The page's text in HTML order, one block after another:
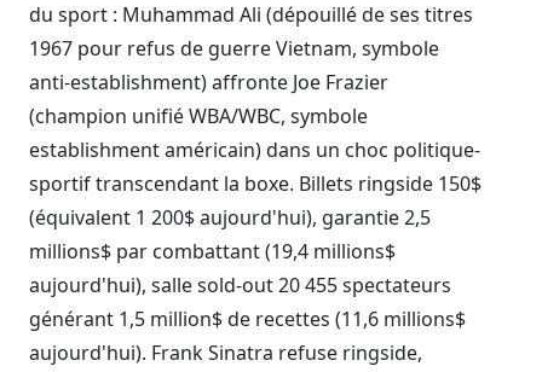
du sport : Muhammad Ali (dépouillé de ses titres
1967 pour refus de guerre Vietnam, symbole
anti-establishment) affronte Joe Frazier
(champion unifié WBA/WBC, symbole
establishment américain) dans un choc politique-
sportif transcendant la boxe. Billets ringside 150$
(équivalent 1 200$ aujourd'hui), garantie 2,5
millions$ par combattant (19,4 millions$
aujourd'hui), salle sold-out 20 455 spectateurs
générant 1,5 million$ de recettes (11,6 millions$
aujourd'hui). Frank Sinatra refuse ringside,